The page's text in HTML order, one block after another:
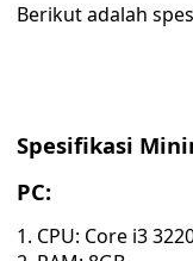
Berikut adalah
Spesifikasi
PC:
CPU: Core i3